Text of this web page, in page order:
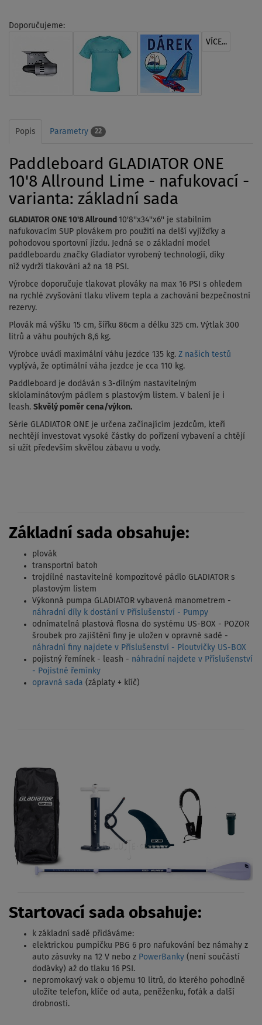
Doporučujeme:
VÍCE...
Popis Parametry 22
Paddleboard GLADIATOR ONE
10'8 Allround Lime - nafukovací -
varianta: základní sada
GLADIATOR ONE 10'8 Allround 10'8''x34''x6'' je stabilním
nafukovacím SUP plovákem pro použití na delší vyjížďky a
pohodovou sportovní jízdu. Jedná se o základní model
paddleboardu značky Gladiator vyrobený technologií, díky
níž vydrží tlakování až na 18 PSI.
Výrobce doporučuje tlakovat plováky na max 16 PSI s ohledem
na rychlé zvyšování tlaku vlivem tepla a zachování bezpečnostní
rezervy.
Plovák má výšku 15 cm, šířku 86cm a délku 325 cm. Výtlak 300
litrů a váhu pouhých 8,6 kg.
Výrobce uvádí maximální váhu jezdce 135 kg. Z našich testů
vyplývá, že optimální váha jezdce je cca 110 kg.
Paddleboard je dodáván s 3-dílným nastavitelným
sklolaminátovým pádlem s plastovým listem. V balení je i
leash. Skvělý poměr cena/výkon.
Série GLADIATOR ONE je určena začínajícím jezdcům, kteří
nechtějí investovat vysoké částky do pořízení vybavení a chtějí
si užít především skvělou zábavu u vody.
Základní sada obsahuje:
plovák
transportní batoh
trojdílné nastavitelné kompozitové pádlo GLADIATOR s
plastovým listem
Výkonná pumpa GLADIATOR vybavená manometrem -
náhradní díly k dostání v Příslušenství - Pumpy
odnímatelná plastová flosna do systému US-BOX - POZOR
šroubek pro zajištění finy je uložen v opravné sadě -
náhradní finy najdete v Příslušenství - Ploutvičky US-BOX
pojistný řemínek - leash - náhradní najdete v Příslušenství
- Pojistné řemínky
opravná sada (záplaty + klíč)
Startovací sada obsahuje:
k základní sadě přidáváme:
elektrickou pumpičku PBG 6 pro nafukování bez námahy z
auto zásuvky na 12 V nebo z PowerBanky (není součástí
dodávky) až do tlaku 16 PSI.
nepromokavý vak o objemu 10 litrů, do kterého pohodlně
uložíte telefon, klíče od auta, peněženku, foťák a další
drobnosti.